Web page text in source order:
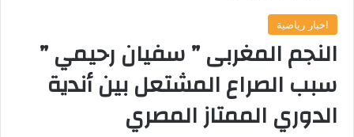
اخبار رياضية
النجم المغربى ” سفيان رحيمي ”
سبب الصراع المشتعل بين أندية
الدوري الممتاز المصري